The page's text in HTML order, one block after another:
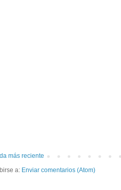
más reciente
a: Enviar comentarios (Atom)